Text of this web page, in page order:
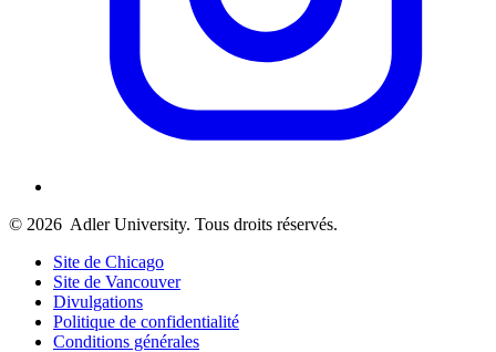
© 2026 Adler University. Tous droits réservés.
Site de Chicago
Site de Vancouver
Divulgations
Politique de confidentialité
Conditions générales